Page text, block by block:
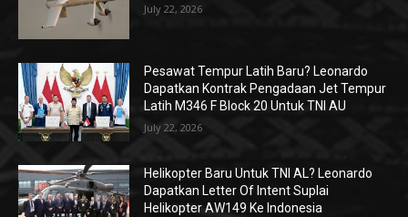
July 22, 2026
Pesawat Tempur Latih Baru? Leonardo
Dapatkan Kontrak Pengadaan Jet Tempur
Latih M346 F Block 20 Untuk TNI AU
July 22, 2026
Helikopter Baru Untuk TNI AL? Leonardo
Dapatkan Letter Of Intent Suplai
Helikopter AW149 Ke Indonesia